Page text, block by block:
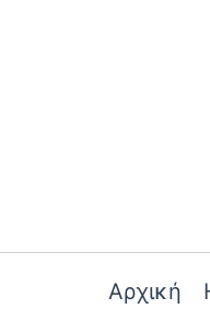
Αρχική